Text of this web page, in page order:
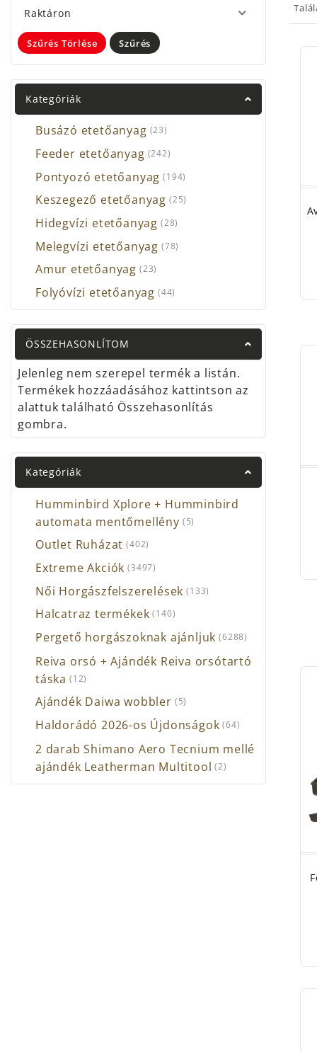
Raktáron
Szűrés Törlése Szűrés
Kategóriák
Busázó etetőanyag (23)
Feeder etetőanyag (242)
Pontyozó etetőanyag (194)
Keszegező etetőanyag (25)
Hidegvízi etetőanyag (28)
Melegvízi etetőanyag (78)
Amur etetőanyag (23)
Folyóvízi etetőanyag (44)
ÖSSZEHASONLÍTOM
Jelenleg nem szerepel termék a listán.
Termékek hozzáadásához kattintson az
alattuk található Összehasonlítás
gombra.
Kategóriák
Humminbird Xplore + Humminbird
automata mentőmellény (5)
Outlet Ruházat (402)
Extreme Akciók (3497)
Női Horgászfelszerelések (133)
Halcatraz termékek (140)
Pergető horgászoknak ajánljuk (6288)
Reiva orsó + Ajándék Reiva orsótartó
táska (12)
Ajándék Daiwa wobbler (5)
Haldorádó 2026-os Újdonságok (64)
2 darab Shimano Aero Tecnium mellé
ajándék Leatherman Multitool (2)
A